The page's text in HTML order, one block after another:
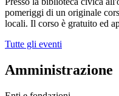
pomeriggi di un originale
locali. Il corso è gratuito ed
Tutte gli eventi
Amministrazione